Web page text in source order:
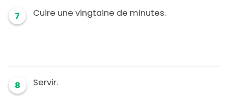
7 Cuire une vingtaine de minutes.
8 Servir.